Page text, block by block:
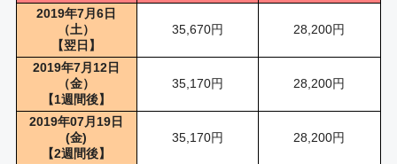
2019年7月6日
（土）
【翌日】
35,670円 28,200円
2019年7月12日
（金）
【1週間後】
35,170円 28,200円
2019年07月19日
(金)
【2週間後】
35,170円 28,200円